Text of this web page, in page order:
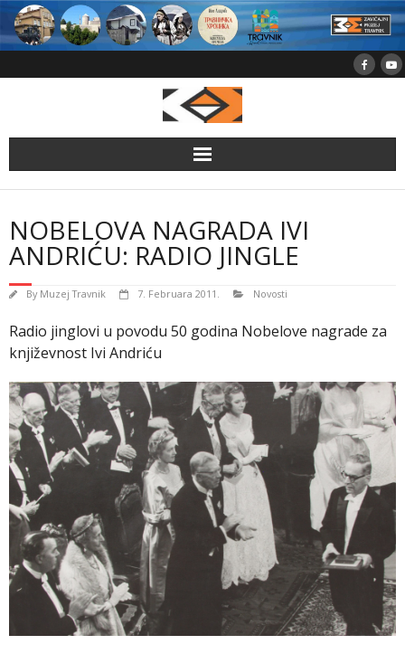
Skip
content
NOBELOVA NAGRADA IVI
ANDRIĆU: RADIO JINGLE
By Muzej Travnik 7. Februara 2011. Novosti
Radio jinglovi u povodu 50 godina Nobelove nagrade za
književnost Ivi Andriću